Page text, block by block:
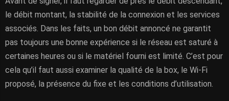
le débit montant, la stabilité de la connexion et les services
associés. Dans les faits, un bon débit annoncé ne garantit
pas toujours une bonne expérience si le réseau est saturé à
certaines heures ou si le matériel fourni est limité. C’est pour
cela qu’il faut aussi examiner la qualité de la box, le Wi-Fi
proposé, la présence du fixe et les conditions d’utilisation.